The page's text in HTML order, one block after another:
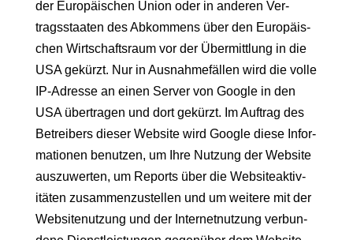
der Europäis­chen Union oder in anderen Ver­
tragsstaat­en des Abkom­mens über den Europäis­
chen Wirtschaft­sraum vor der Über­mit­tlung in die
USA gekürzt. Nur in Aus­nah­me­fällen wird die volle
IP-Adresse an einen Serv­er von Google in den
USA über­tra­gen und dort gekürzt. Im Auf­trag des
Betreibers dieser Web­site wird Google diese Infor­
ma­tio­nen benutzen, um Ihre Nutzung der Web­site
auszuw­erten, um Reports über die Web­siteak­tiv­
itäten zusam­men­zustellen und um weit­ere mit der
Web­sitenutzung und der Inter­net­nutzung ver­bun­